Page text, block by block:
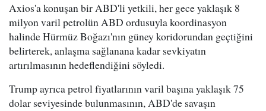
Axios'a konuşan bir ABD'li yetkili, her gece yaklaşık 8
milyon varil petrolün ABD ordusuyla koordinasyon
halinde Hürmüz Boğazı'nın güney koridorundan geçtiğini
belirterek, anlaşma sağlanana kadar sevkiyatın
artırılmasının hedeflendiğini söyledi.
Trump ayrıca petrol fiyatlarının varil başına yaklaşık 75
dolar seviyesinde bulunmasının, ABD'de savaşın